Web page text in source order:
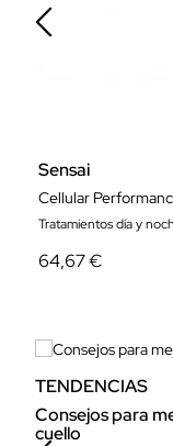
Sensai
Cellular
Tratamientos día y
64,67 €
TENDENCIAS
Consejos para
cuello